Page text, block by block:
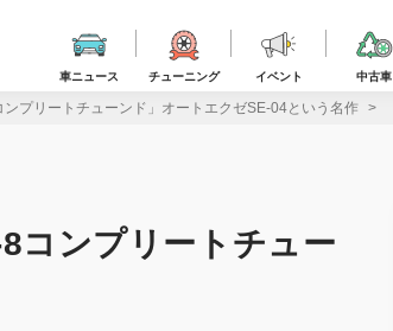
車ニュース チューニング イベント 中古車
ンプリートチューンド」オートエクゼSE-04という名作
コンプリートチュー